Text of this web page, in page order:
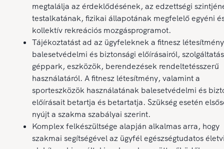
megtalálja az érdeklődésének, az edzettségi
testalkatának, fizikai állapotának megfelelő egyéni
kollektív rekreációs mozgásprogramot.
Tájékoztatást ad az ügyfeleknek a fitnesz létesítmény
balesetvédelmi és biztonsági előírásairól,
géppark, eszközök, berendezések rendeltetésszerű
használatáról. A fitnesz létesítmény, valamint a
sporteszközök használatának balesetvédelmi és
előírásait betartja és betartatja. Szükség esetén
nyújt a szakma szabályai szerint.
Komplex felkészültsége alapján alkalmas arra, hogy
szakmai segítségével az ügyfél egészségtudatos